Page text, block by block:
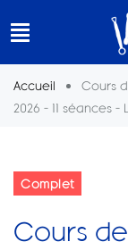
Accueil
Cours
2026 – 11 séances
Complet
Cours